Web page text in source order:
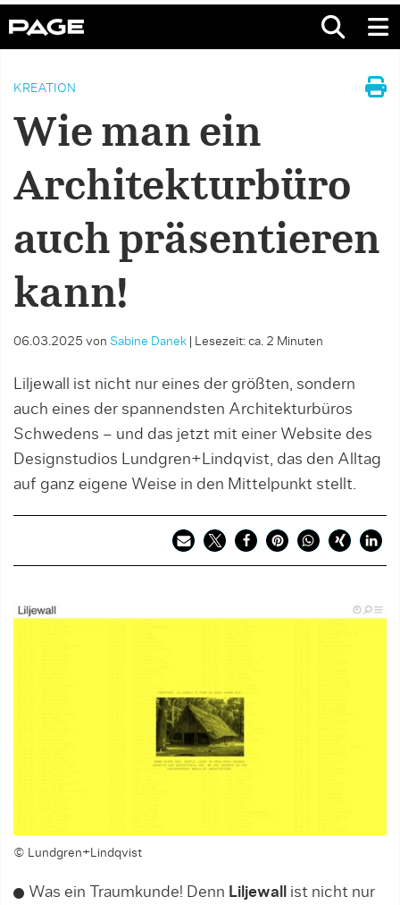
KREATION
Wie man ein
Architekturbüro
auch präsentieren
kann!
06.03.2025 von Sabine Danek Lesezeit: ca. 2 Minuten
Liljewall ist nicht nur eines der größten, sondern
auch eines der spannendsten Architekturbüros
Schwedens – und das jetzt mit einer Website des
Designstudios Lundgren+Lindqvist, das den Alltag
auf ganz eigene Weise in den Mittelpunkt stellt.
© Lundgren+Lindqvist
Was ein Traumkunde! Denn Liljewall
ist nicht nur